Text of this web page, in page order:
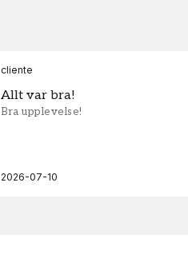
cliente
Allt var bra!
Bra upplevelse!
2026-07-10